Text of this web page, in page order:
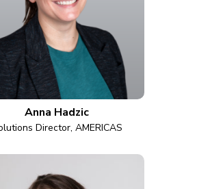
Anna Hadzic
Director, AMERICAS